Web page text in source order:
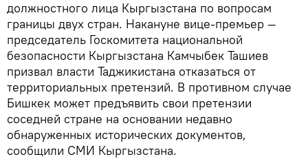
должностного лица Кыргызстана по вопросам
границы двух стран. Накануне вице-премьер —
председатель Госкомитета национальной
безопасности Кыргызстана Камчыбек Ташиев
призвал власти Таджикистана отказаться от
территориальных претензий. В противном случае
Бишкек может предъявить свои претензии
соседней стране на основании недавно
обнаруженных исторических документов,
сообщили СМИ Кыргызстана.